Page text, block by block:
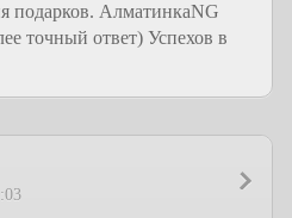
подарков. АлматинкаNG
точный ответ) Успехов в